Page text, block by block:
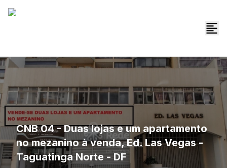
CNB 04 - Duas lojas e um apartamento
no mezanino à venda, Ed. Las Vegas -
Taguatinga Norte - DF